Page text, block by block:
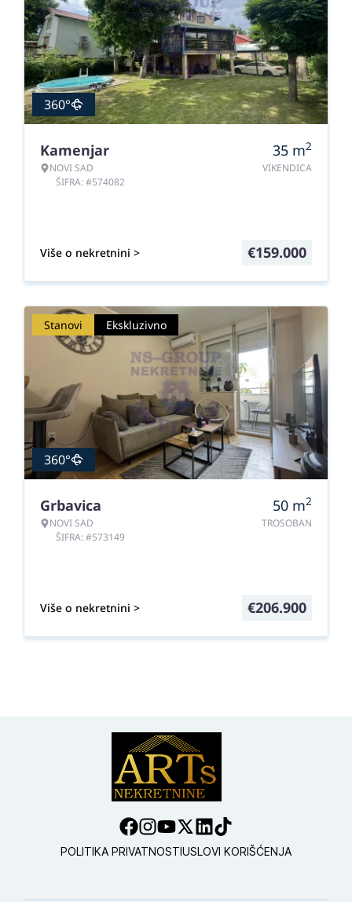
360°
Kamenjar
NOVI SAD
ŠIFRA: #574082
35 m2
VIKENDICA
Više o nekretnini > €159.000
Stanovi Ekskluzivno
360°
Grbavica
NOVI SAD
ŠIFRA: #573149
50 m2
TROSOBAN
Više o nekretnini > €206.900
POLITIKA PRIVATNOSTIUSLOVI KORIŠĆENJA